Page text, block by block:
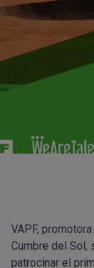
VAPF,
Cumbre del Sol,
patrocinar el